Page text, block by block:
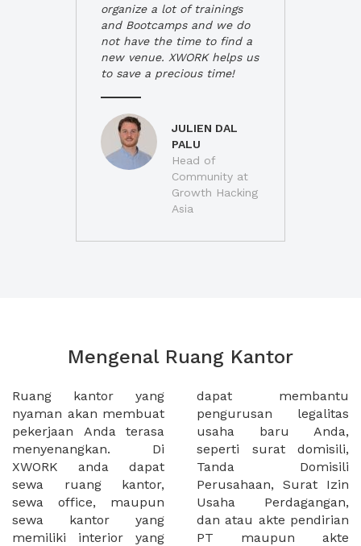
organize a lot of trainings
and Bootcamps and we do
not have the time to find a
new venue. XWORK helps us
to save a precious time!
JULIEN DAL
PALU
Head of
Community at
Growth Hacking
Asia
Mengenal Ruang Kantor
Ruang kantor yang
nyaman akan membuat
pekerjaan Anda terasa
menyenangkan. Di
XWORK anda dapat
sewa ruang kantor,
sewa office, maupun
sewa kantor yang
memiliki interior yang
dapat membantu
pengurusan legalitas
usaha baru Anda,
seperti surat domisili,
Tanda Domisili
Perusahaan, Surat Izin
Usaha Perdagangan,
dan atau akte pendirian
PT maupun akte